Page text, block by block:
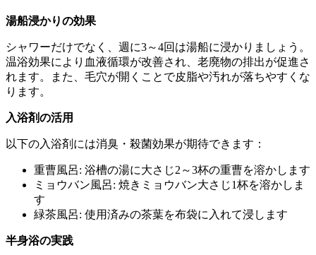
湯船浸かりの効果
シャワーだけでなく、週に3～4回は湯船に浸かりましょう。
温浴効果により血液循環が改善され、老廃物の排出が促進さ
れます。また、毛穴が開くことで皮脂や汚れが落ちやすくな
ります。
入浴剤の活用
以下の入浴剤には消臭・殺菌効果が期待できます：
重曹風呂: 浴槽の湯に大さじ2～3杯の重曹を溶かします
ミョウバン風呂: 焼きミョウバン大さじ1杯を溶かしま
す
緑茶風呂: 使用済みの茶葉を布袋に入れて浸します
半身浴の実践